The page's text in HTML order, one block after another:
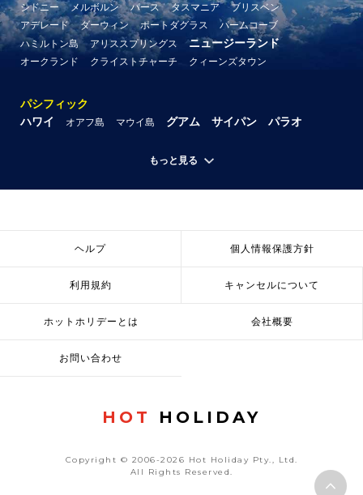
シドニー
メルボルン パース タスマニア
ブリスベン
アデレード
ダーウィン ポートダグラス
パームコーブ
ハミルトン島
アリススプリングス ニュージーランド
オークランド クライストチャーチ クィーンズタウン
パシフィック
ハワイ
オアフ島 マウイ島 グアム サイパン パラオ
もっと見る
ヘルプ 個人情報保護方針
利用規約 キャンセルについて
ホットホリデーとは 会社概要
お問い合わせ
HOT HOLIDAY
Copyright © 2006-2026 Hot Holiday Pty., Ltd.
All Rights Reserved.